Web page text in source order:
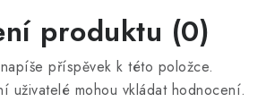
produktu (0)
příspěvek k této položce.
uživatelé mohou vkládat hodnocení.